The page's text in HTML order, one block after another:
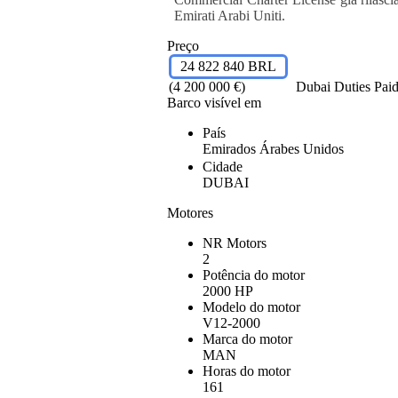
Emirati Arabi Uniti.
Preço
24 822 840 BRL
(4 200 000 €)
Dubai Duties Paid
Barco visível em
País
Emirados Árabes Unidos
Cidade
DUBAI
Motores
NR Motors
2
Potência do motor
2000 HP
Modelo do motor
V12-2000
Marca do motor
MAN
Horas do motor
161